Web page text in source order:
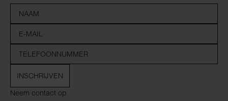
Neem contact op
INSCHRIJVEN